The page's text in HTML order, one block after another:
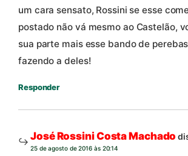
um cara sensato, Rossini se esse
postado não vá mesmo ao Castelão,
sua parte mais esse bando de
fazendo a deles!
Responder
José Rossini Costa Machado
25 de agosto de 2016 às 20:14